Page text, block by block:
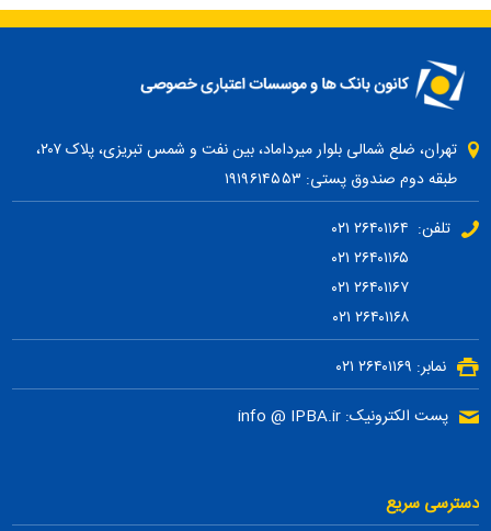
تهران، ضلع شمالی بلوار میرداماد، بین نفت و شمس تبریزی، پلاک ۲۰۷،
طبقه دوم صندوق پستی: ۱۹۱۹۶۱۴۵۵۳
تلفن: ۲۶۴۰۱۱۶۴ ۰۲۱
۲۶۴۰۱۱۶۷ ۰۲۱
۲۶۴۰۱۱۶۸ ۰۲۱
نمابر: ۲۶۴۰۱۱۶۹ ۰۲۱
پست الکترونیک: info @ IPBA.ir
دسترسی سریع